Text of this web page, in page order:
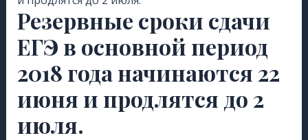
Резервные сроки сдачи
ЕГЭ в основной период
2018 года начинаются 22
июня и продлятся до 2
июля.